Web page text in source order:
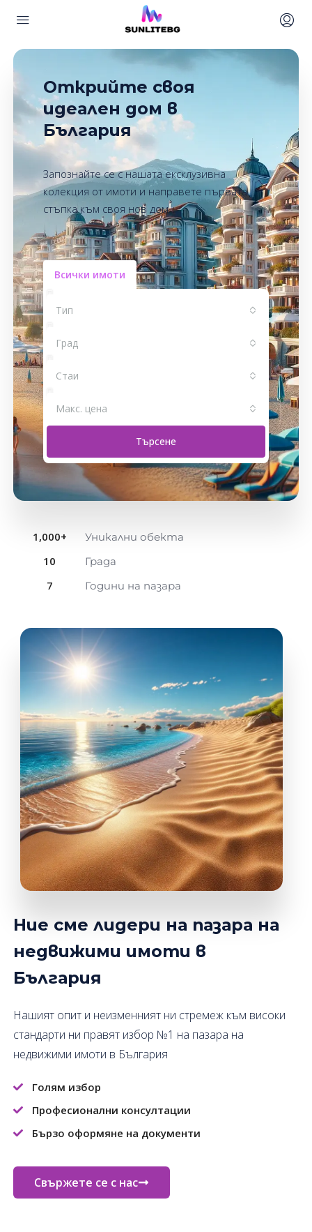
Открийте своя
идеален дом в
България
Запознайте се с нашата ексклузивна
колекция от имоти и направете първата
стъпка към своя нов дом.
Всички имоти
Тип
Град
Стаи
Макс. цена
Търсене
1,000+ Уникални обекта
10 Града
7 Години на пазара
Ние сме лидери на пазара на
недвижими имоти в
България
Нашият опит и неизменният ни стремеж към високи
стандарти ни правят избор №1 на пазара на
недвижими имоти в България
Голям избор
Професионални консултации
Бързо оформяне на документи
Свържете се с нас